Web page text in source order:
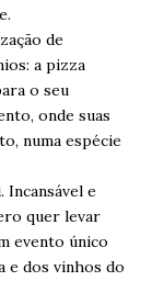
de
a pizza
o seu
onde suas
numa espécie
Incansável e
quer levar
evento único
e dos vinhos do